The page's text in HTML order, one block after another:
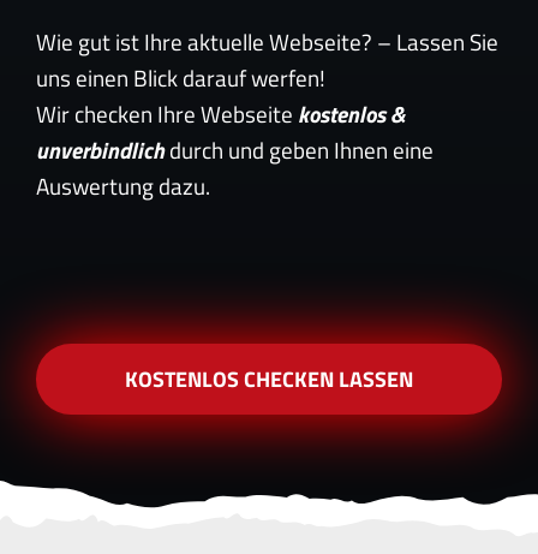
Wie gut ist Ihre aktuelle Webseite? – Lassen Sie
uns einen Blick darauf werfen!
Wir checken Ihre Webseite kostenlos &
unverbindlichdurch und geben Ihnen eine
Auswertung dazu.
KOSTENLOS CHECKEN LASSEN